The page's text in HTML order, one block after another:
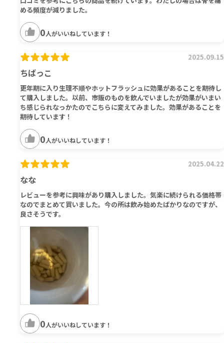
める頻度が減りました。
0人がいいねしています！
ちばっこ
2025.09.15
更年期に入り生理不順やホットフラッシュに効果があることを期待し
て購入しました。以前、市販のものを飲んでいましたが効果がいまい
ち感じられなっかたのでこちらに変えてみました。効果があることを
期待しています！
0人がいいねしています！
なな
2025.04.22
レビューを参考に興味があり購入しました。気楽に続けられる価格帯
なのでまとめて買いました。今の所は飲み始めたばかりなのですが、
良さそうです。
0人がいいねしています！